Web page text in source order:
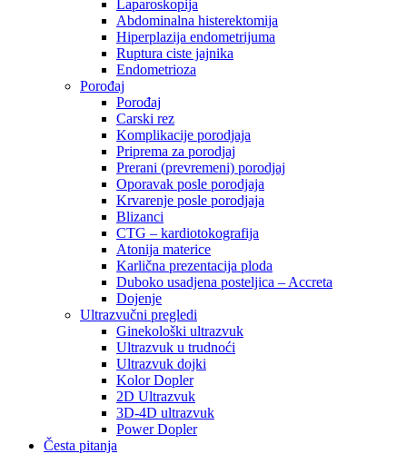
Laparoskopija
Abdominalna histerektomija
Hiperplazija endometrijuma
Ruptura ciste jajnika
Endometrioza
Porođaj
Porođaj
Carski rez
Komplikacije porodjaja
Priprema za porodjaj
Prerani (prevremeni) porodjaj
Oporavak posle porodjaja
Krvarenje posle porodjaja
Blizanci
CTG – kardiotokografija
Atonija materice
Karlična prezentacija ploda
Duboko usadjena posteljica – Accreta
Dojenje
Ultrazvučni pregledi
Ginekološki ultrazvuk
Ultrazvuk u trudnoći
Ultrazvuk dojki
Kolor Dopler
2D Ultrazvuk
3D-4D ultrazvuk
Power Dopler
Česta pitanja